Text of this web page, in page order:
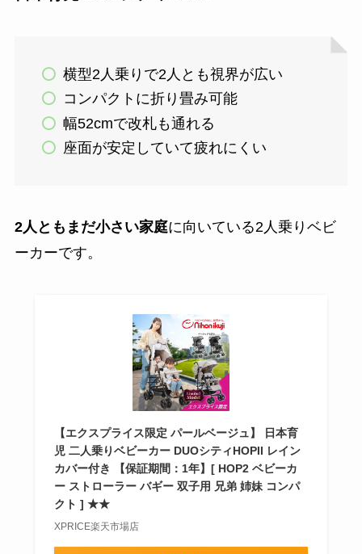
横型2人乗りで2人とも視界が広い
コンパクトに折り畳み可能
幅52cmで改札も通れる
座面が安定していて疲れにくい
2人ともまだ小さい家庭に向いている2人乗りベビ
ーカーです。
【エクスプライス限定 パールベージュ】 日本育
児 二人乗りベビーカー DUOシティHOPII レイン
カバー付き 【保証期間：1年】[ HOP2 ベビーカ
ー ストローラー バギー 双子用 兄弟 姉妹 コンパ
クト ] ★★
XPRICE楽天市場店